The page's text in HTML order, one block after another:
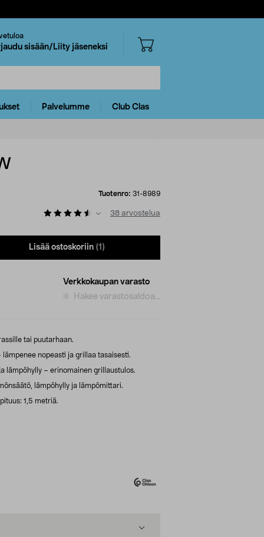
sisään/Liity jäseneksi
Palvelumme Club Clas
Tuotenro: 31-8989
38 arvostelua
Lisää ostoskoriin (1)
Verkkokaupan varasto
Hakee varastosaldoa...
tai puutarhaan.
lämpenee nopeasti ja grillaa tasaisesti.
lämpöhylly – erinomainen grillaustulos.
lämpöhylly ja lämpömittari.
1,5 metriä.